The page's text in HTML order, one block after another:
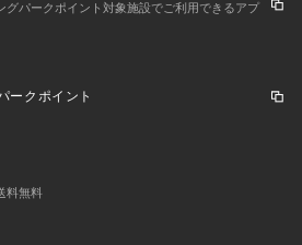
早くブランドのお得な情報を受け取る
グパークポイント対象施設でご利用できるアプ
ークポイント
料無料